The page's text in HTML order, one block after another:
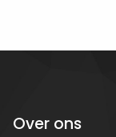
Over ons